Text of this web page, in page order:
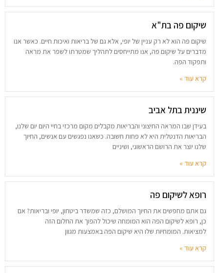
שיקום פה בת"א
שיקום פה הוא לא רק עניין של יופי, אלא גם של בריאות ואיכות חיים. כאשר אנו
מדברים על שיקום פה, אנו מתייחסים לתהליך שמטרתו לשפר את מראה
ותפקוד הפה.
קרא עוד »
שיננית בתל אביב
בעידן שבו המראה החיצוני והבריאות מקבלים מקום מרכזי בחיי היום יום שלנו,
הבריאות הדנטלית היא לא פחות חשובה. כשאנו נפגשים עם אנשים, החיוך
שלנו יוצר את הרושם הראשוני, ושיניים
קרא עוד »
רופא לשיקום פה
גם אתם מחפשים את החיוך המושלם, כזה שמשדר ביטחון, יופי ובריאות? אם
כן, רופא לשיקום הפה הוא המומחה שיכול להפוך את החלום הזה
למציאות. המומחיות שלו היא שיקום הפה באמצעות מגוון
קרא עוד »